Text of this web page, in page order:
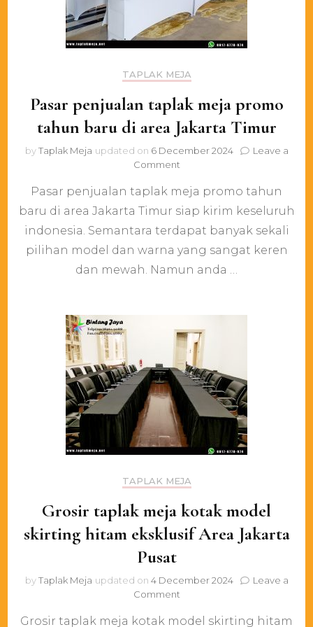
TAPLAK MEJA
Pasar penjualan taplak meja promo
tahun baru di area Jakarta Timur
byTaplak Meja updated on 6 December 2024
Leave a
Commenton
penjualan
taplak
meja
promo
tahun
di
Pasar penjualan taplak meja promo tahun
baru di area Jakarta Timur siap kirim keseluruh
indonesia. Semantara terdapat banyak sekali
pilihan model dan warna yang sangat keren
dan mewah. Namun anda …
TAPLAK MEJA
Grosir taplak meja kotak model
skirting hitam eksklusif Area Jakarta
Pusat
byTaplak Meja updated on 4 December 2024
Leave a
Commenton
taplak
Grosir taplak meja kotak model skirting hitam